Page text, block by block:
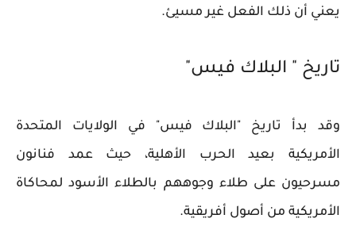
يعني أن ذلك الفعل غير مسيئ.
تاريخ " البلاك فيس"
وقد بدأ تاريخ "البلاك فيس" في الولايات المتحدة
الأمريكية بعيد الحرب الأهلية، حيث عمد فنانون
مسرحيون على طلاء وجوههم بالطلاء الأسود لمحاكاة
الأمريكية من أصول أفريقية.